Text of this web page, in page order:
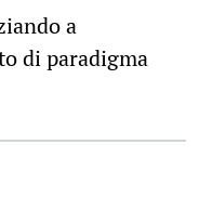
a
di paradigma